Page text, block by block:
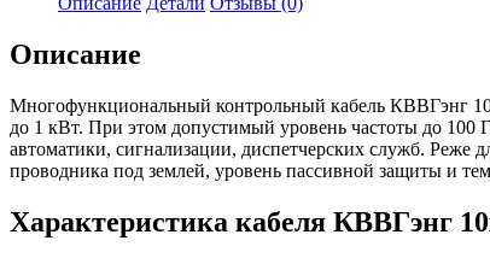
Описание
Многофункциональный контрольный кабель КВВГэнг
до 1 кВт. При этом допустимый уровень частоты до 100
автоматики, сигнализации, диспетчерских служб. Реже
проводника под землей, уровень пассивной защиты и
Характеристика кабеля КВВГэнг